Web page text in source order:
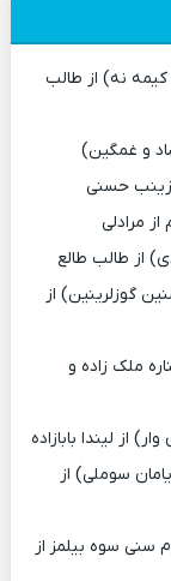
کیمه نه) از طالب
و غمگین)
زینب حسنی
مرادلی
از طالب طالع
گوزلرینین) از
ملک زاده و
از لیندا بابازاده
سوملی) از
سوه بیلمز از